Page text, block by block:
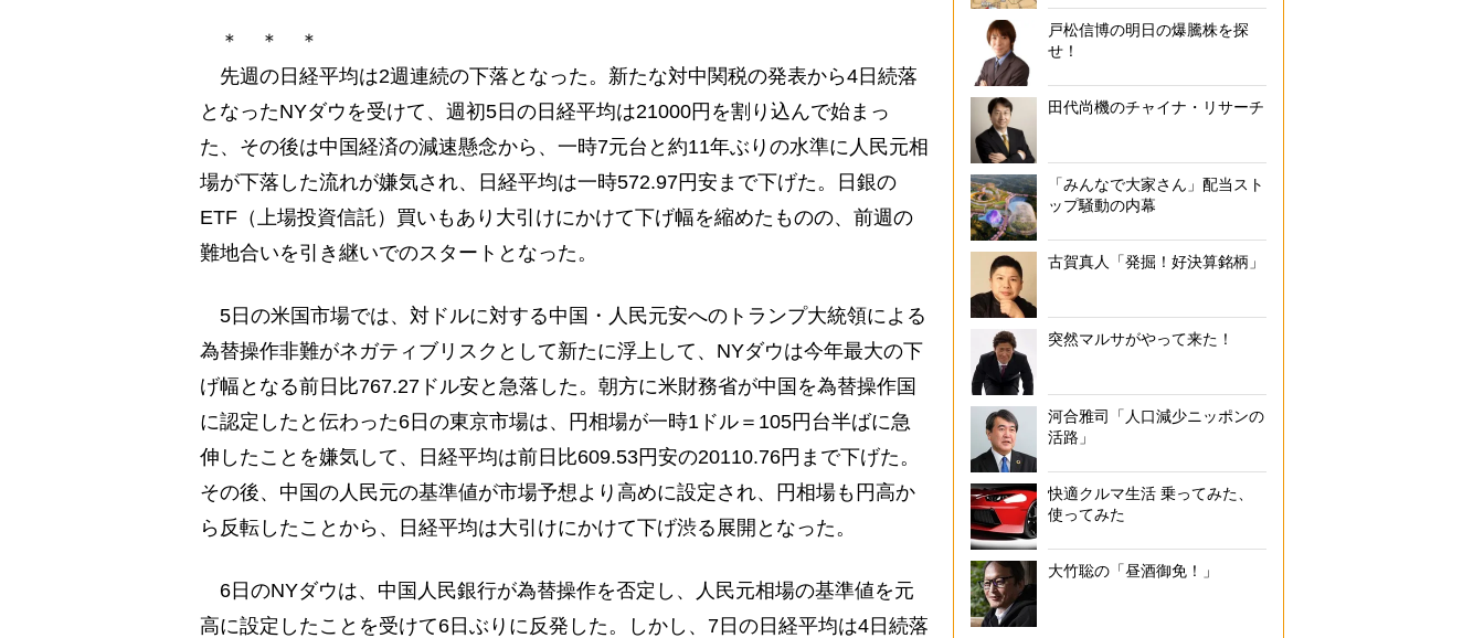
＊ ＊ ＊
先週の日経平均は2週連続の下落となった。新たな対中関税の発表から4日続落
となったNYダウを受けて、週初5日の日経平均は21000円を割り込んで始まっ
た、その後は中国経済の減速懸念から、一時7元台と約11年ぶりの水準に人民元相
場が下落した流れが嫌気され、日経平均は一時572.97円安まで下げた。日銀の
ETF（上場投資信託）買いもあり大引けにかけて下げ幅を縮めたものの、前週の
難地合いを引き継いでのスタートとなった。
5日の米国市場では、対ドルに対する中国・人民元安へのトランプ大統領による
為替操作非難がネガティブリスクとして新たに浮上して、NYダウは今年最大の下
げ幅となる前日比767.27ドル安と急落した。朝方に米財務省が中国を為替操作国
に認定したと伝わった6日の東京市場は、円相場が一時1ドル＝105円台半ばに急
伸したことを嫌気して、日経平均は前日比609.53円安の20110.76円まで下げた。
その後、中国の人民元の基準値が市場予想より高めに設定され、円相場も円高か
ら反転したことから、日経平均は大引けにかけて下げ渋る展開となった。
6日のNYダウは、中国人民銀行が為替操作を否定し、人民元相場の基準値を元
高に設定したことを受けて6日ぶりに反発した。しかし、7日の日経平均は4日続落
戸松信博の明日の爆騰株を探
せ！
田代尚機のチャイナ・リサーチ
「みんなで大家さん」配当スト
ップ騒動の内幕
古賀真人「発掘！好決算銘柄」
突然マルサがやって来た！
河合雅司「人口減少ニッポンの
活路」
快適クルマ生活 乗ってみた、
使ってみた
大竹聡の「昼酒御免！」